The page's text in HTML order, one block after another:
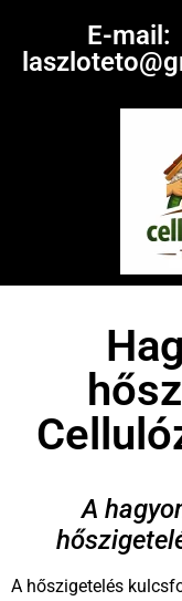
E-mail:
A
A hőszigetelés